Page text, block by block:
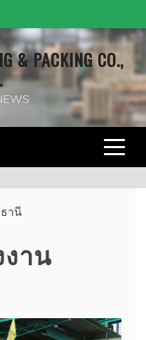
& PACKING CO.,
านี
าน